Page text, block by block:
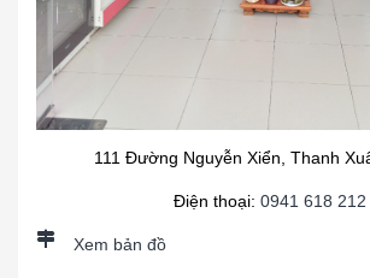
111 Đường Nguyễn Xiển, Thanh
Điện thoại: 0941 618 212
Xem bản đồ